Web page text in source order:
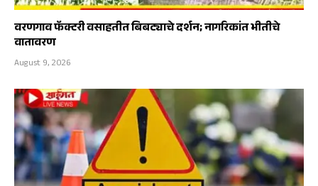
वरणगाव फॅक्टरी वसाहतीत बिबट्याचे दर्शन; नागरिकांत भीतीचे
वातावरण
August 9, 2026